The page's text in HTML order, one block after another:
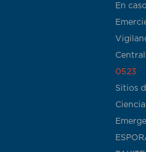
En
0523
Sitios